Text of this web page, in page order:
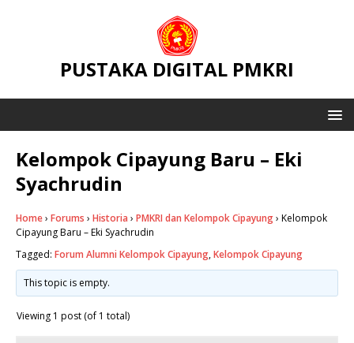
PUSTAKA DIGITAL PMKRI
Kelompok Cipayung Baru – Eki
Syachrudin
Home› Forums › Historia › PMKRI dan Kelompok Cipayung› Kelompok
Cipayung Baru – Eki Syachrudin
Tagged: Forum Alumni Kelompok Cipayung,Kelompok Cipayung
This topic is empty.
Viewing 1 post (of 1 total)